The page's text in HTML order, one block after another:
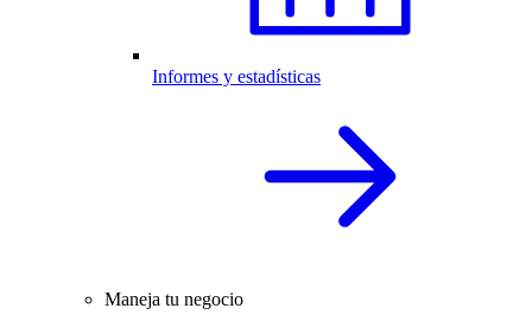
Informes y estadísticas
Maneja tu negocio